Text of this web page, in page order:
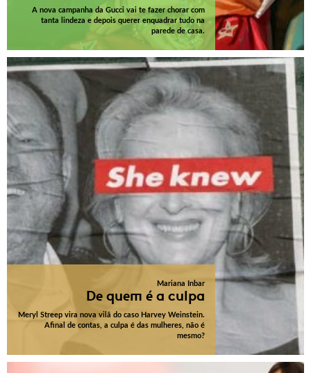
A nova campanha da Gucci vai te fazer chorar com
tanta lindeza e depois querer enquadrar tudo na
parede de casa.
Mariana Inbar
De quem é a culpa
Meryl Streep vira nova vilã do caso Harvey Weinstein.
Afinal de contas, a culpa é das mulheres, não é
mesmo?